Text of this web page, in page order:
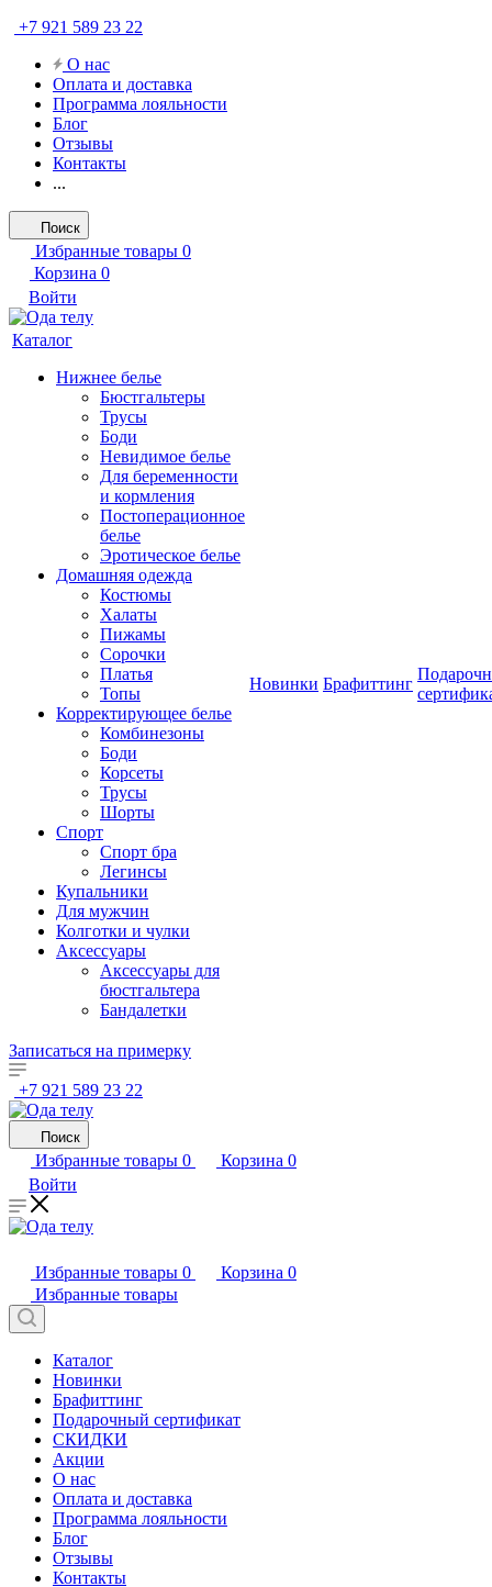
+7 921 589 23 22
О нас
Оплата и доставка
Программа лояльности
Блог
Отзывы
Контакты
...
Поиск
Избранные товары 0
Корзина 0
Войти
Каталог
Нижнее белье
Бюстгальтеры
Трусы
Боди
Невидимое белье
Для беременности
и кормления
Постоперационное
белье
Эротическое белье
Домашняя одежда
Костюмы
Халаты
Пижамы
Сорочки
Платья
Топы
Корректирующее белье
Комбинезоны
Боди
Корсеты
Трусы
Шорты
Спорт
Спорт бра
Легинсы
Купальники
Для мужчин
Колготки и чулки
Аксессуары
Аксессуары для
бюстгальтера
Бандалетки
Новинки Брафиттинг
Записаться на примерку
+7 921 589 23 22
Поиск
Избранные товары 0 Корзина 0
Войти
Избранные товары 0 Корзина 0
Избранные товары
Каталог
Новинки
Брафиттинг
Подарочный сертификат
СКИДКИ
Акции
О нас
Оплата и доставка
Программа лояльности
Блог
Отзывы
Контакты